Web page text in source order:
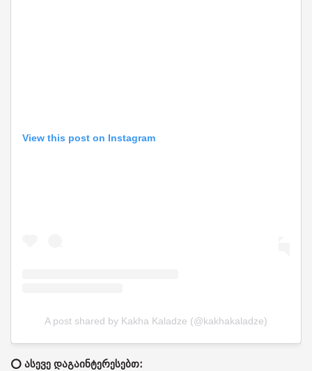
View this post on Instagram
A post shared by Kakha Kaladze (@kakhakaladze)
⭕ ასევე დაგაინტერესებთ: